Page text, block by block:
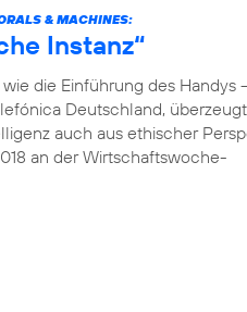
& MACHINES:
Instanz“
die Einführung des Handys
Deutschland,
auch aus ethischer
an der Wirtschaftswoche-